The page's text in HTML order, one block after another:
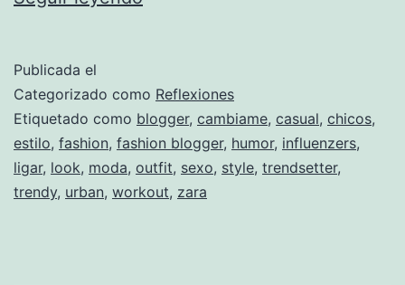
riendo
de
nosotras?
Publicada el
Categorizado como Reflexiones
Etiquetado como blogger, cambiame, casual, chicos,
estilo, fashion, fashion blogger, humor, influenzers,
ligar, look, moda, outfit, sexo, style, trendsetter,
trendy, urban, workout, zara